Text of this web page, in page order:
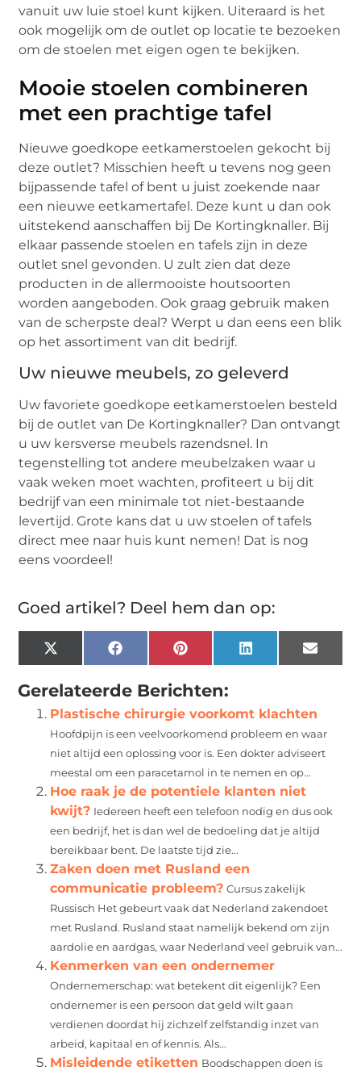
vanuit uw luie stoel kunt kijken. Uiteraard is het
ook mogelijk om de outlet op locatie te bezoeken
om de stoelen met eigen ogen te bekijken.
Mooie stoelen combineren
met een prachtige tafel
Nieuwe goedkope eetkamerstoelen gekocht bij
deze outlet? Misschien heeft u tevens nog geen
bijpassende tafel of bent u juist zoekende naar
een nieuwe eetkamertafel. Deze kunt u dan ook
uitstekend aanschaffen bij De Kortingknaller. Bij
elkaar passende stoelen en tafels zijn in deze
outlet snel gevonden. U zult zien dat deze
producten in de allermooiste houtsoorten
worden aangeboden. Ook graag gebruik maken
van de scherpste deal? Werpt u dan eens een blik
op het assortiment van dit bedrijf.
Uw nieuwe meubels, zo geleverd
Uw favoriete goedkope eetkamerstoelen besteld
bij de outlet van De Kortingknaller? Dan ontvangt
u uw kersverse meubels razendsnel. In
tegenstelling tot andere meubelzaken waar u
vaak weken moet wachten, profiteert u bij dit
bedrijf van een minimale tot niet-bestaande
levertijd. Grote kans dat u uw stoelen of tafels
direct mee naar huis kunt nemen! Dat is nog
eens voordeel!
Goed artikel? Deel hem dan op:
X
(Twitter)
FacebookPinterest LinkedIn Email
Gerelateerde Berichten:
Plastische chirurgie voorkomt klachten
Hoofdpijn is een veelvoorkomend probleem en waar
niet altijd een oplossing voor is. Een dokter adviseert
meestal om een paracetamol in te nemen en op...
Hoe raak je de potentiele klanten niet
kwijt? Iedereen heeft een telefoon nodig en dus ook
een bedrijf, het is dan wel de bedoeling dat je altijd
bereikbaar bent. De laatste tijd zie...
Zaken doen met Rusland een
communicatie probleem? Cursus zakelijk
Russisch Het gebeurt vaak dat Nederland zakendoet
met Rusland. Rusland staat namelijk bekend om zijn
aardolie en aardgas, waar Nederland veel gebruik van...
Kenmerken van een ondernemer
Ondernemerschap: wat betekent dit eigenlijk? Een
ondernemer is een persoon dat geld wilt gaan
verdienen doordat hij zichzelf zelfstandig inzet van
arbeid, kapitaal en of kennis. Als...
Misleidende etiketten Boodschappen doen is